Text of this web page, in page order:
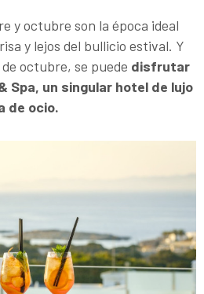
y octubre son la época ideal
y lejos del bullicio estival. Y
octubre, se puede disfrutar
Spa, un singular hotel de lujo
de ocio.